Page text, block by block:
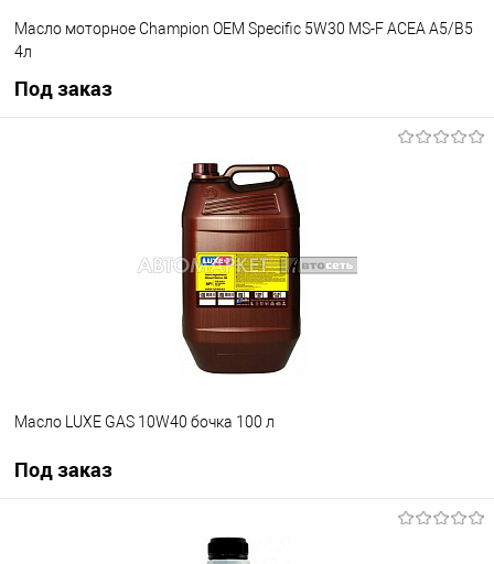
Масло моторное Champion OEM Specific 5W30 MS-F ACEA A5/B5
4л
Под заказ
Под заказ
Масло LUXE GAS 10W40 бочка 100 л
Под заказ
Под заказ